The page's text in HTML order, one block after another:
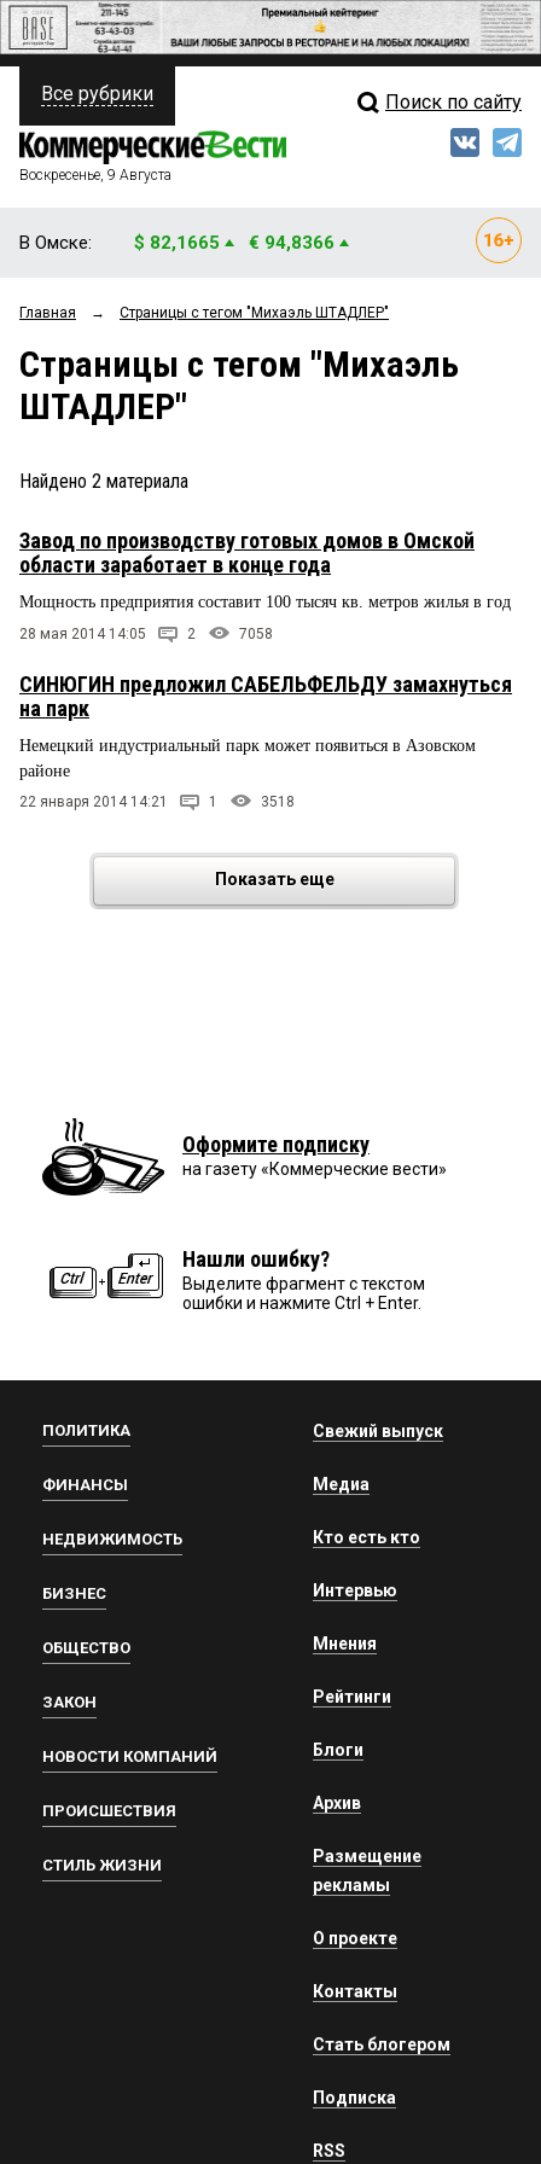
ПОЛИТИКА
ФИНАНСЫ
ОБЩЕСТВО
ЗАКОН
НОВОСТИ КОМПАНИЙ
ПРОИСШЕСТВИЯ
СТИЛЬ ЖИЗНИ
Свежий выпуск
Мнения
Рейтинги
Все рубрики Поиск по сайту
Воскресенье, 9 Августа
В Омске: $ 82,1665 € 94,8366
Главная → Страницы c тегом "Михаэль ШТАДЛЕР"
Страницы c тегом "Михаэль
ШТАДЛЕР"
Найдено 2 материала
Завод по производству готовых домов в Омской
области заработает в конце года
Мощность предприятия составит 100 тысяч кв. метров жилья в год
28 мая 2014 14:05 2 7058
СИНЮГИН предложил САБЕЛЬФЕЛЬДУ замахнуться
на парк
Немецкий индустриальный парк может появиться в Азовском
районе
22 января 2014 14:21 1 3518
Показать еще
Оформите подписку
на газету «Коммерческие вести»
Нашли ошибку?
Выделите фрагмент с текстом
ошибки и нажмите Ctrl + Enter.
ПОЛИТИКА
ФИНАНСЫ
НЕДВИЖИМОСТЬ
БИЗНЕС
ОБЩЕСТВО
ЗАКОН
НОВОСТИ КОМПАНИЙ
ПРОИСШЕСТВИЯ
СТИЛЬ ЖИЗНИ
Свежий выпуск
Медиа
Кто есть кто
Интервью
Мнения
Рейтинги
Блоги
Архив
Размещение
рекламы
О проекте
Контакты
Стать блогером
Подписка
RSS